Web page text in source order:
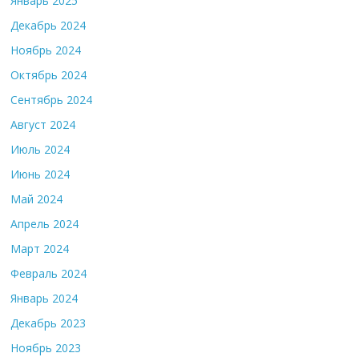
Декабрь 2024
Ноябрь 2024
Октябрь 2024
Сентябрь 2024
Август 2024
Июль 2024
Июнь 2024
Май 2024
Апрель 2024
Март 2024
Февраль 2024
Январь 2024
Декабрь 2023
Ноябрь 2023